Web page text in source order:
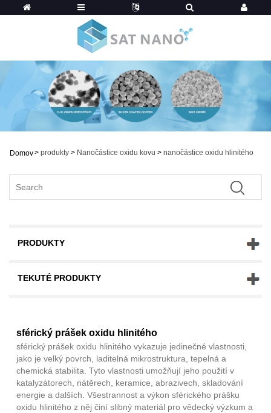
Domov> produkty > Nanočástice oxidu kovu > nanočástice oxidu hlinitého
PRODUKTY
TEKUTÉ PRODUKTY
sférický prášek oxidu hlinitého
sférický prášek oxidu hlinitého vykazuje jedinečné vlastnosti,
jako je velký povrch, laditelná mikrostruktura, tepelná a
chemická stabilita. Tyto vlastnosti umožňují jeho použití v
katalyzátorech, nátěrech, keramice, abrazivech, skladování
energie a dalších. Všestrannost a výkon sférického prášku
oxidu hlinitého z něj činí slibný materiál pro vědecký výzkum a